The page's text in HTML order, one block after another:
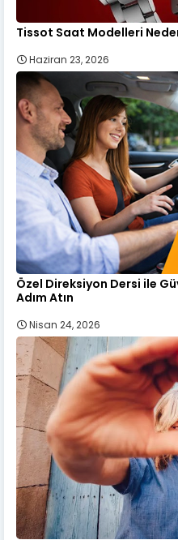
Tissot Saat Modelleri
Haziran 23, 2026
Özel Direksiyon Dersi ile
Adım Atın
Nisan 24, 2026